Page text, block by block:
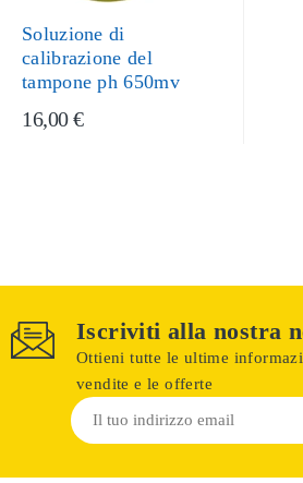
Soluzione di
calibrazione del
tampone ph 650mv
16,00 €
Iscriviti alla nostra
Ottieni tutte le ultime
vendite e le offerte